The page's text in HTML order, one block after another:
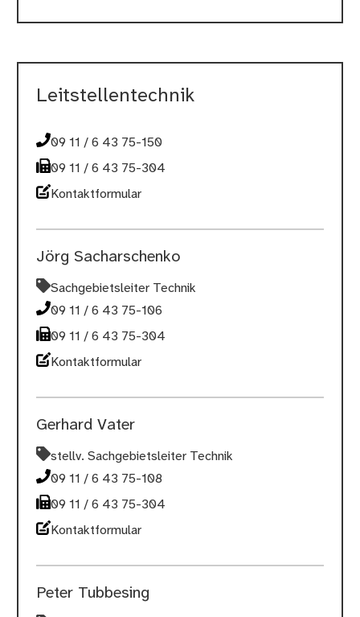
Leitstellentechnik
09 11 / 6 43 75-150
09 11 / 6 43 75-304
Kontaktformular
Jörg Sacharschenko
Sachgebietsleiter Technik
09 11 / 6 43 75-106
09 11 / 6 43 75-304
Kontaktformular
Gerhard Vater
stellv. Sachgebietsleiter Technik
09 11 / 6 43 75-108
09 11 / 6 43 75-304
Kontaktformular
Peter Tubbesing